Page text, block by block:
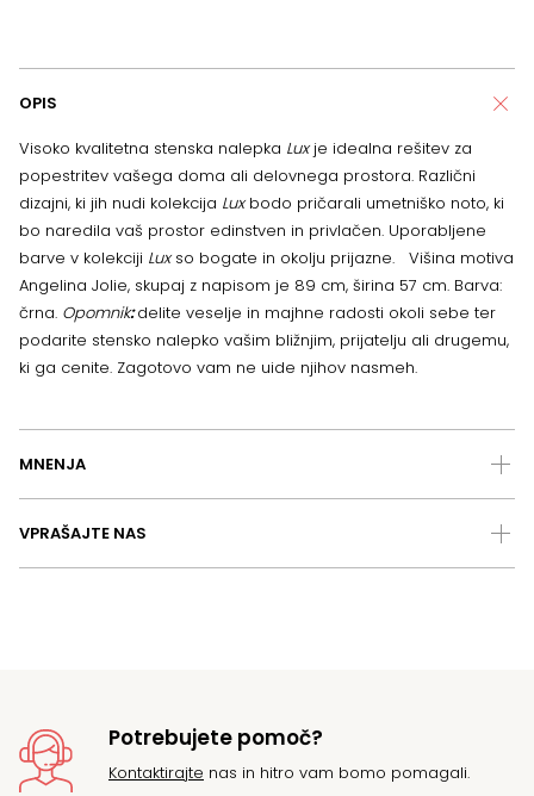
OPIS
Visoko kvalitetna stenska nalepka Luxje idealna rešitev za
popestritev vašega doma ali delovnega prostora. Različni
dizajni, ki jih nudi kolekcija Luxbodo pričarali umetniško noto, ki
bo naredila vaš prostor edinstven in privlačen. Uporabljene
barve v kolekciji Luxso bogate in okolju prijazne. Višina motiva
Angelina Jolie, skupaj z napisom je 89 cm, širina 57 cm. Barva:
črna. Opomnik:delite veselje in majhne radosti okoli sebe ter
podarite stensko nalepko vašim bližnjim, prijatelju ali drugemu,
ki ga cenite. Zagotovo vam ne uide njihov nasmeh.
MNENJA
VPRAŠAJTE NAS
Potrebujete pomoč?
Kontaktirajte nas in hitro vam bomo pomagali.